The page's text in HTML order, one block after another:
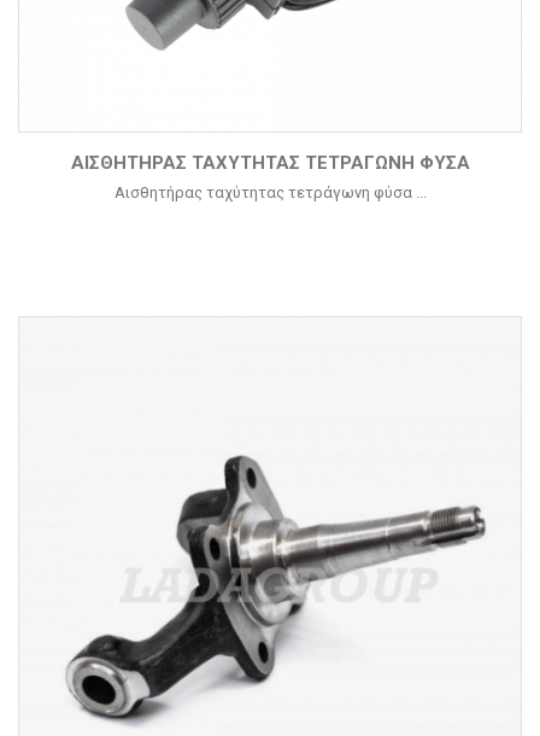
ΑΙΣΘΗΤΉΡΑΣ ΤΑΧΎΤΗΤΑΣ ΤΕΤΡΆΓΩΝΗ ΦΎΣΑ
Αισθητήρας ταχύτητας τετράγωνη φύσα ...